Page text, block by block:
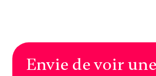
Envie de voir